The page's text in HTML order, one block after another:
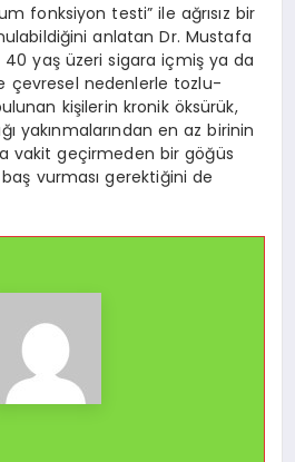
fonksiyon testi” ile ağrısız bir
anlatan Dr. Mustafa
40 yaş üzeri sigara içmiş ya da
çevresel nedenlerle tozlu-
kişilerin kronik öksürük,
yakınmalarından en az birinin
vakit geçirmeden bir göğüs
vurması gerektiğini de